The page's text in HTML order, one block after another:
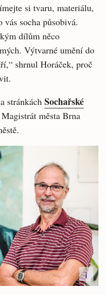
si tvaru, materiálu,
socha působivá.
dílům něco
Výtvarné umění do
shrnul Horáček, proč
stránkách Sochařské
města Brna
i